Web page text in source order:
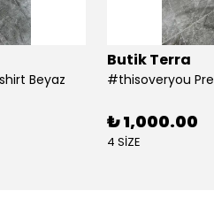
Beyaz
Butik Terra
#thisoveryou
₺ 1,000.00
4 SİZE